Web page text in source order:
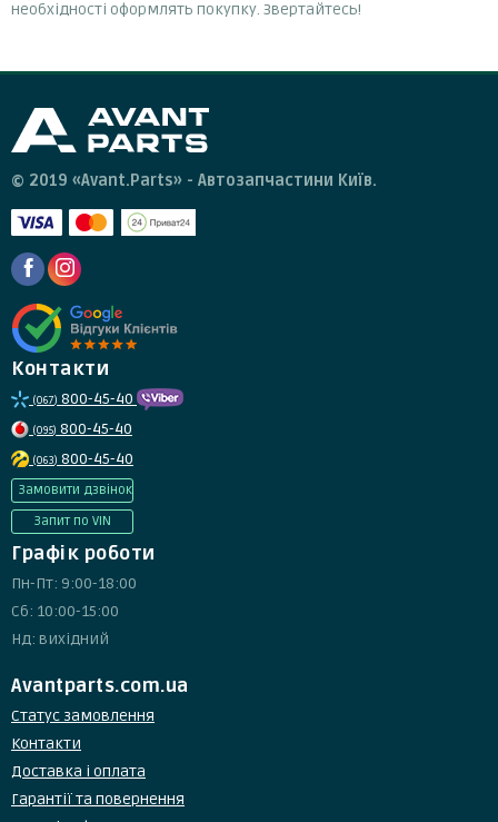
необхідності оформлять покупку. Звертайтесь!
© 2019 «Avant.Parts» - Автозапчастини Київ.
Контакти
(067) 800-45-40
(095) 800-45-40
(063) 800-45-40
Замовити дзвінок
Запит по VIN
Графік роботи
Пн-Пт: 9:00-18:00
Сб: 10:00-15:00
Нд: вихідний
Avantparts.com.ua
Статус замовлення
Контакти
Доставка і оплата
Гарантії та повернення